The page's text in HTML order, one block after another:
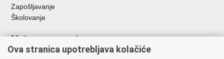
Zapošljavanje
Školovanje
Važne poveznice
Ministarstvo unutarnjih poslova
Ova stranica upotrebljava kolačiće